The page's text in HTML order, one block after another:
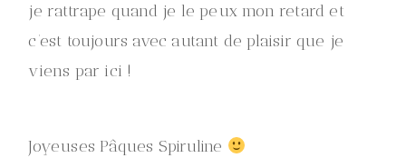
je rattrape quand je le peux mon retard et
c’est toujours avec autant de plaisir que je
viens par ici !
Joyeuses Pâques Spiruline